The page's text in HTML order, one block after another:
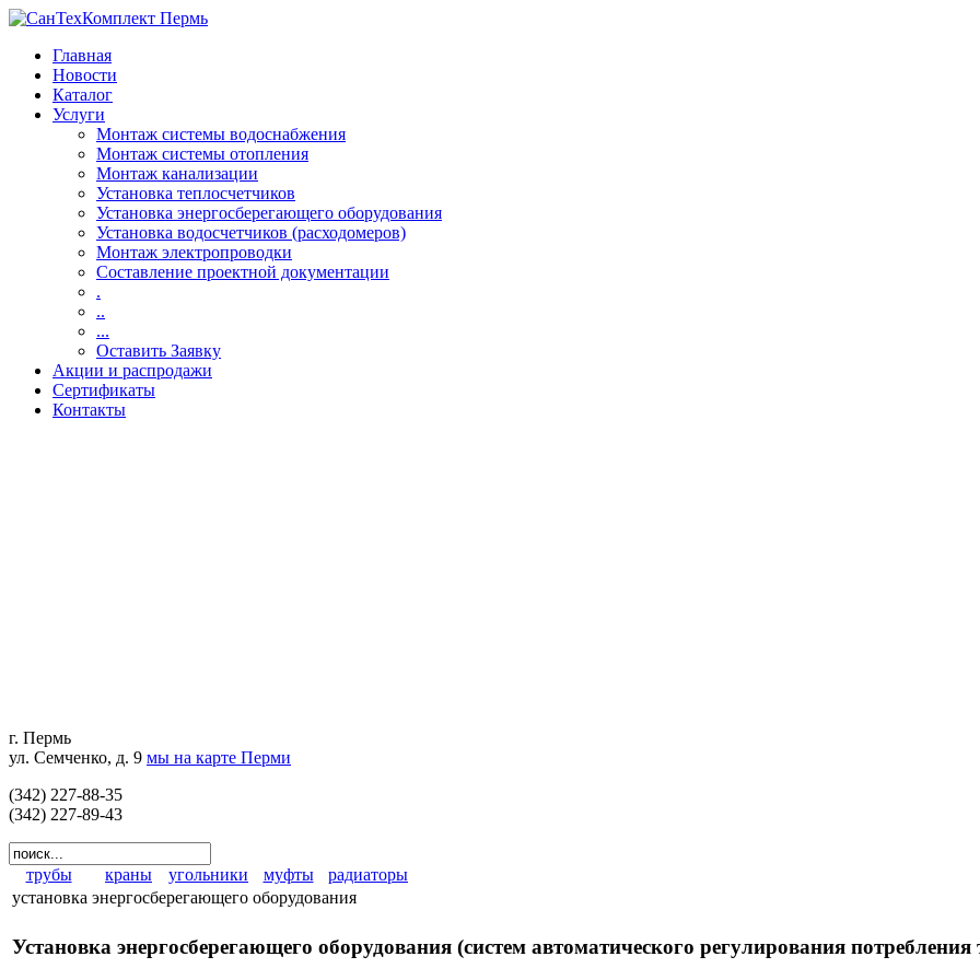
Главная
Новости
Каталог
Услуги
Монтаж системы водоснабжения
Монтаж системы отопления
Монтаж канализации
Установка теплосчетчиков
Установка энергосберегающего оборудования
Установка водосчетчиков (расходомеров)
Монтаж электропроводки
Составление проектной документации
.
..
...
Оставить Заявку
Акции и распродажи
Сертификаты
Контакты
г. Пермь
ул. Семченко, д. 9 мы на карте Перми
(342) 227-88-35
(342) 227-89-43
трубы краны угольники муфты
радиаторы
установка энергосберегающего оборудования
Установка энергосберегающего оборудования (систем автоматического регулирования потребления